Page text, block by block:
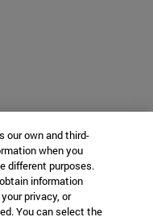
our own and third-
when you
different purposes.
information
privacy, or
You can select the